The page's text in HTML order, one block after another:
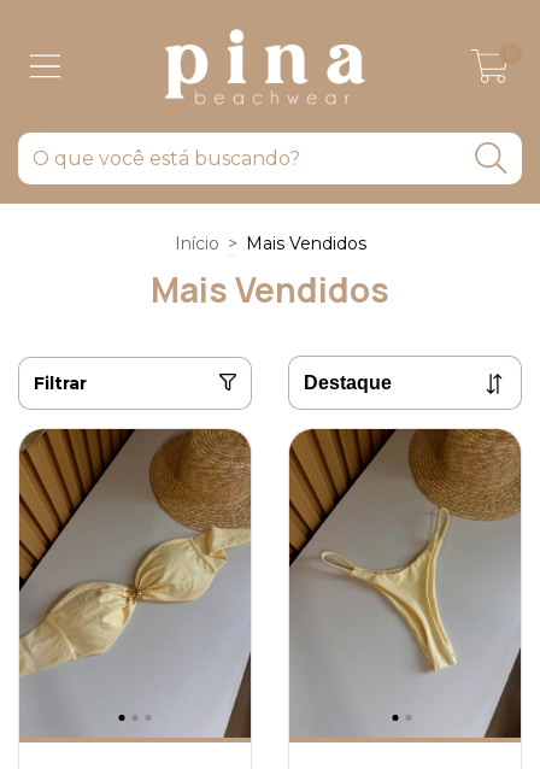
Início > Mais Vendidos
Mais Vendidos
Filtrar